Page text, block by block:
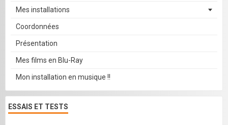
Mes installations
Coordonnées
Présentation
Mes films en Blu-Ray
Mon installation en musique !!
ESSAIS ET TESTS